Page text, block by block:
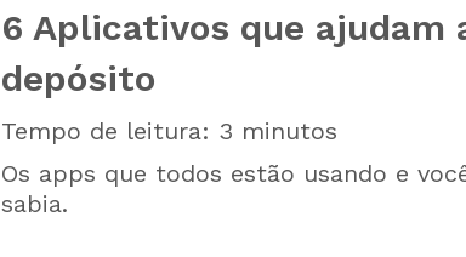
6 Aplicativos que ajudam
depósito
Tempo de leitura: 3 minutos
Os apps que todos estão usando e
sabia.